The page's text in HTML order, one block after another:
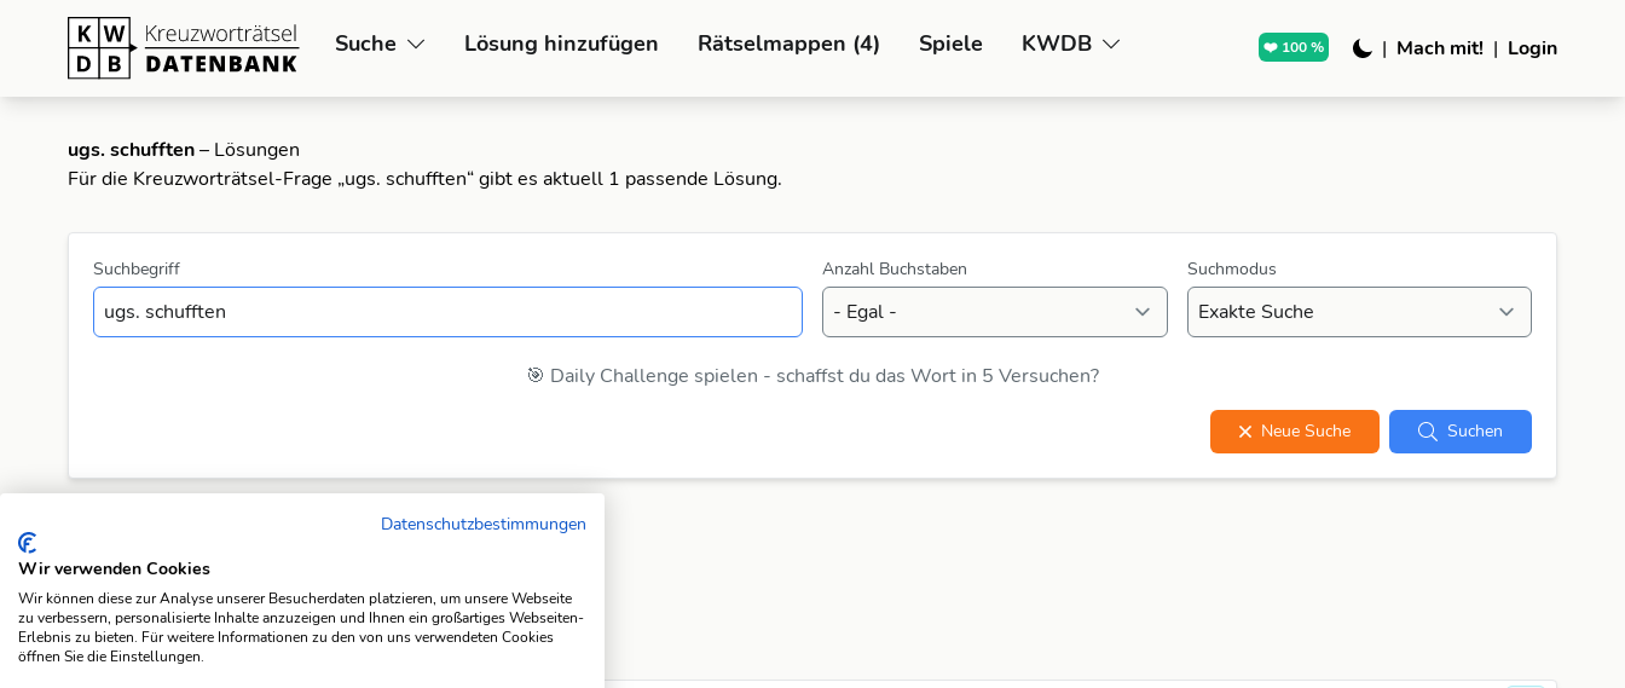
Suche Lösung hinzufügen Rätselmappen (4) Spiele KWDB ❤️ 100 % | Mach mit! | Login
ugs. schufften– Lösungen
Für die Kreuzworträtsel-Frage „ugs. schufften“ gibt es aktuell 1 passende Lösung.
Suchbegriff Anzahl Buchstaben Suchmodus
🎯 Daily Challenge spielen - schaffst du das Wort in 5 Versuchen?
Neue Suche Suchen
Suchergebnisse
Datenschutzbestimmungen
Wir verwenden Cookies
Wir können diese zur Analyse unserer Besucherdaten platzieren, um unsere Webseite
zu verbessern, personalisierte Inhalte anzuzeigen und Ihnen ein großartiges Webseiten-
Erlebnis zu bieten. Für weitere Informationen zu den von uns verwendeten Cookies
öffnen Sie die Einstellungen.